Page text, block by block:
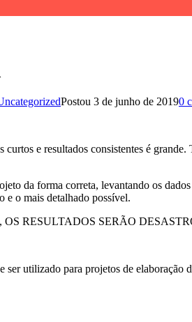
Postou 3 de junho de 20190
e resultados consistentes é
da forma correta, levantando os
o mais detalhado possível.
RESULTADOS SERÃO
utilizado para projetos de